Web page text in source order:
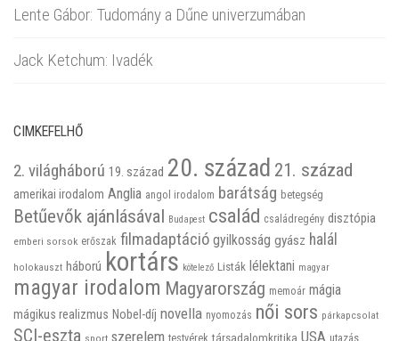
Lente Gábor: Tudomány a Dűne univerzumában
Jack Ketchum: Ivadék
CIMKEFELHŐ
2. világháború 19. század 20. század 21. század
amerikai irodalom Anglia angol irodalom barátság betegség
Betűevők ajánlásával Budapest család családregény disztópia
emberi sorsok erőszak filmadaptáció gyilkosság gyász halál
holokauszt háború kortárs kötelező Listák lélektani magyar
magyar irodalom Magyarország memoár mágia
mágikus realizmus Nobel-díj novella nyomozás női sors párkapcsolat
SCI-eszta sport szerelem testvérek társadalomkritika USA utazás